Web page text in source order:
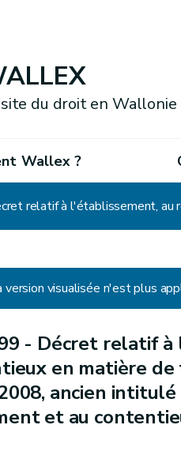
du droit en Wallonie
Wallex ?
visualisée n'est plus
- Décret relatif à
en matière
ancien
et au